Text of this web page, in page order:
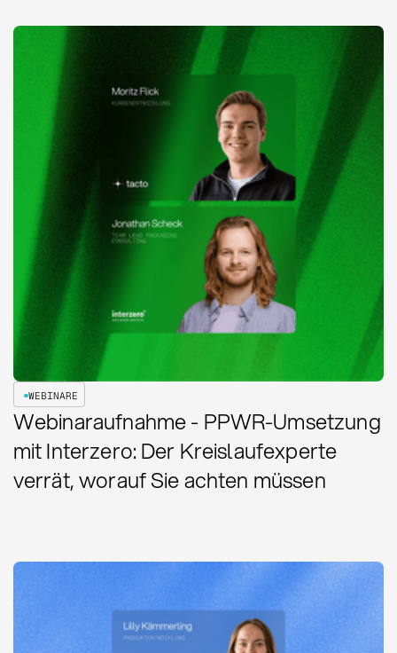
WEBINARE
Webinaraufnahme - PPWR-Umsetzung
mit Interzero: Der Kreislaufexperte
verrät, worauf Sie achten müssen